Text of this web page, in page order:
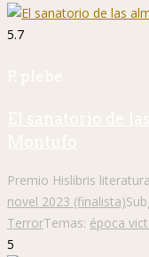
5.7
P. plebe
El sanatorio de
Montufo
Premio Hislibris
novel 2023 (finalista)
TerrorTemas: época
5